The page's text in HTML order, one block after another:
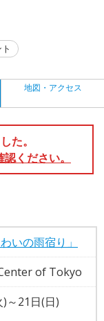
地図・アクセス
た。
ください。
いの雨宿り」
of Tokyo
～21日(日)